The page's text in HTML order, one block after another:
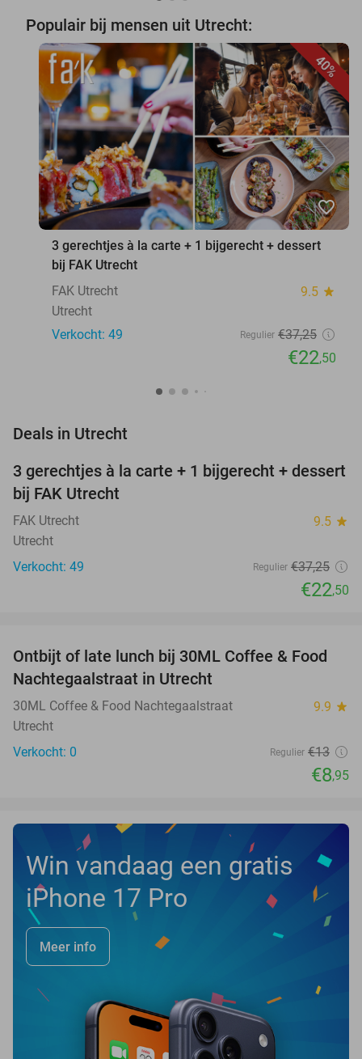
Populair bij mensen uit Utrecht:
40%
favorite_border
3 gerechtjes à la carte + 1 bijgerecht + dessert
bij FAK Utrecht
FAK Utrecht
9.5 star
Utrecht
Verkocht: 49
Regulier €37,25
€22,50
Deals in Utrecht
40%
3 gerechtjes à la carte + 1 bijgerecht + dessert
bij FAK Utrecht
FAK Utrecht 9.5 star
Utrecht
Verkocht: 49
Regulier €37,25
€22,50
31%
NEW
TODAY
Ontbijt of late lunch bij 30ML Coffee & Food
Nachtegaalstraat in Utrecht
30ML Coffee & Food Nachtegaalstraat 9.9 star
Utrecht
Verkocht: 0
Regulier €13
€8,95
Win vandaag een gratis
iPhone 17 Pro
Meer info